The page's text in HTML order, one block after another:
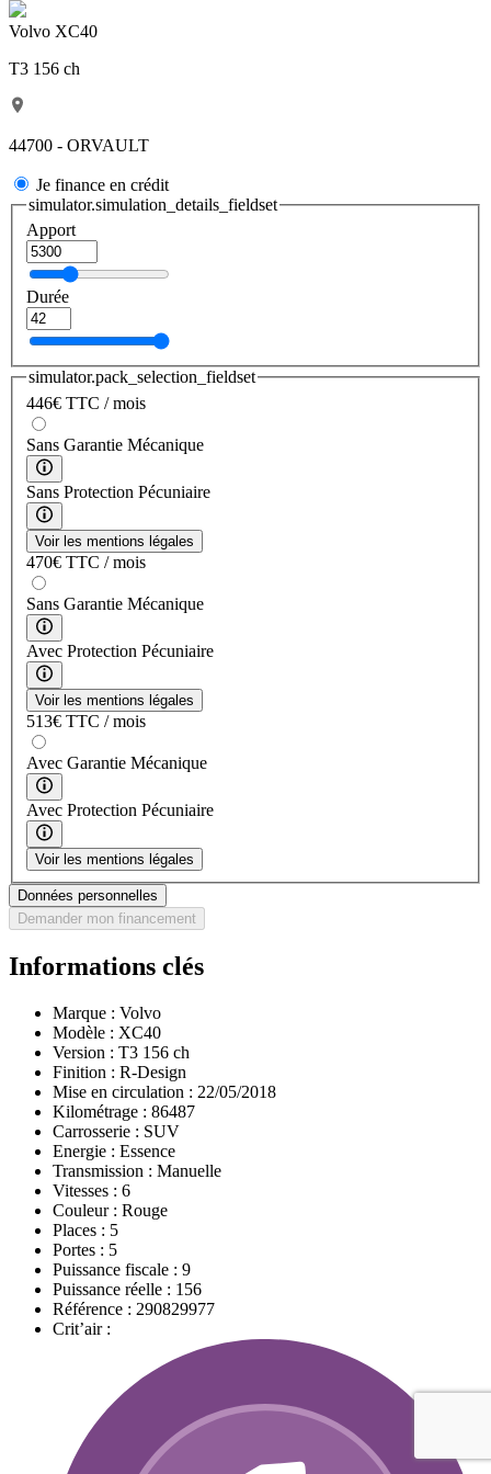
Volvo XC40
T3 156 ch
44700 - ORVAULT
Je finance en crédit
simulator.simulation_details_fieldset
Apport
Durée
simulator.pack_selection_fieldset
446€ TTC / mois
Sans Garantie Mécanique
Sans Protection Pécuniaire
Voir les mentions légales
470€ TTC / mois
Sans Garantie Mécanique
Avec Protection Pécuniaire
Voir les mentions légales
513€ TTC / mois
Avec Garantie Mécanique
Avec Protection Pécuniaire
Voir les mentions légales
Données personnelles
Demander mon financement
Informations clés
Marque : Volvo
Modèle : XC40
Version : T3 156 ch
Finition : R-Design
Mise en circulation : 22/05/2018
Kilométrage : 86487
Carrosserie : SUV
Energie : Essence
Transmission : Manuelle
Vitesses : 6
Couleur : Rouge
Places : 5
Portes : 5
Puissance fiscale : 9
Puissance réelle : 156
Référence : 290829977
Crit’air :